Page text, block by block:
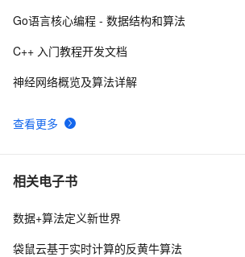
10Console-算法[for,if,break]-五个好朋友分苹果
查看更多
Go语言核心编程 - 数据结构和算法
C++ 入门教程开发文档
神经网络概览及算法详解
相关电子书
数据+算法定义新世界
袋鼠云基于实时计算的反黄牛算法